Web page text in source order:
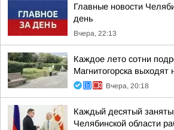
Главные новости
день
Вчера, 22:13
Каждое лето сотни
Магнитогорска выходят
Вчера, 20:18
Каждый десятый
Челябинской области